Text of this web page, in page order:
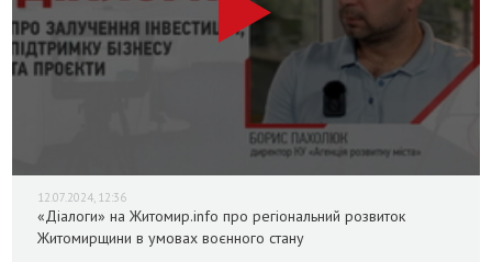
12.07.2024, 12:36
«Діалоги» на Житомир.info про регіональний розвиток
Житомирщини в умовах воєнного стану